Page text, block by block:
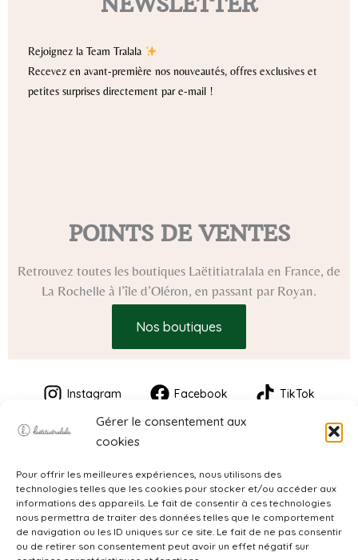
Gérer le consentement aux
cookies
Pour offrir les meilleures expériences, nous utilisons des
technologies telles que les cookies pour stocker et/ou accéder aux
informations des appareils. Le fait de consentir à ces technologies
nous permettra de traiter des données telles que le comportement
de navigation ou les ID uniques sur ce site. Le fait de ne pas consentir
ou de retirer son consentement peut avoir un effet négatif sur
Rejoignez la Team Tralala
Recevez en avant-première nos nouveautés, offres exclusives et
petites surprises directement par e-mail !
POINTS DE VENTES
Retrouvez toutes les boutiques Laëtitiatralala en France, de
La Rochelle à l’île d’Oléron, en passant par Royan.
Nos boutiques
Instagram Facebook TikTok
CGV